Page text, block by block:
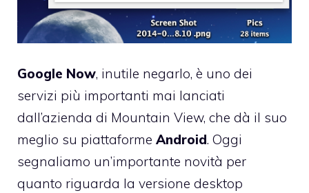
Google Now, inutile negarlo, è uno dei
servizi più importanti mai lanciati
dall’azienda di Mountain View, che dà il suo
meglio su piattaforme Android. Oggi
segnaliamo un’importante novità per
quanto riguarda la versione desktop